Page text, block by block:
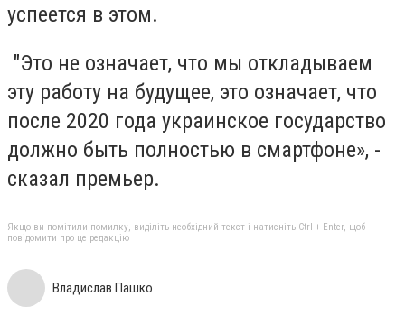
успеется в этом.
"Это не означает, что мы откладываем
эту работу на будущее, это означает, что
после 2020 года украинское государство
должно быть полностью в смартфоне», -
сказал премьер.
Якщо ви помітили помилку, виділіть необхідний текст і натисніть Ctrl + Enter, щоб
повідомити про це редакцію
Владислав Пашко